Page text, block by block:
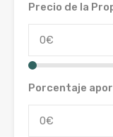
Precio de la
Porcentaje